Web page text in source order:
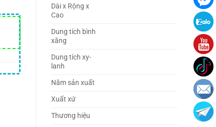
Dài x Rộng x
Cao
Dung tích bình
xăng
Dung tích xy-
lanh
Năm sản xuất
Xuất xứ
Thương hiệu